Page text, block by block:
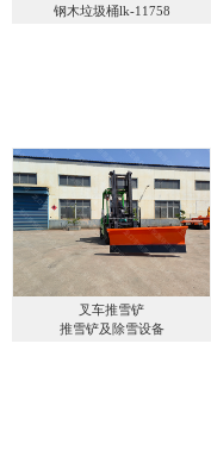
钢木垃圾桶lk-11758
叉车推雪铲
推雪铲及除雪设备